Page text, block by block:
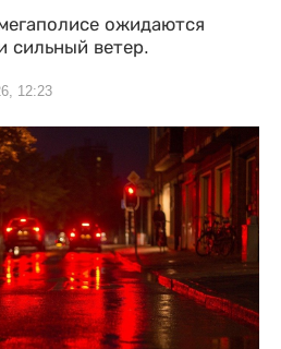
ожидаются
сильный ветер.
12:23